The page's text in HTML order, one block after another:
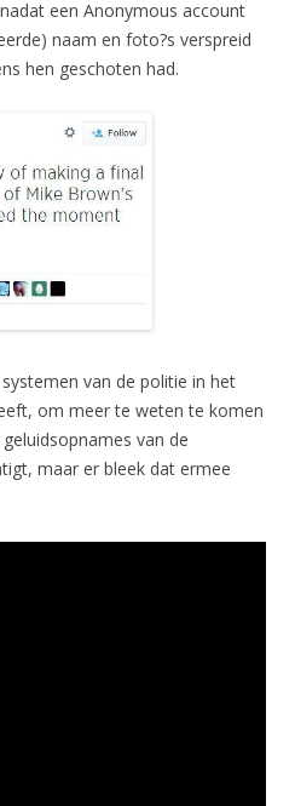
een Anonymous account
naam en foto?s verspreid
hen geschoten had.
van de politie in het
om meer te weten te komen
van de
maar er bleek dat ermee